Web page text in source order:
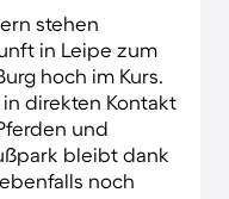
stehen
in Leipe zum
hoch im Kurs.
direkten Kontakt
und
bleibt dank
noch